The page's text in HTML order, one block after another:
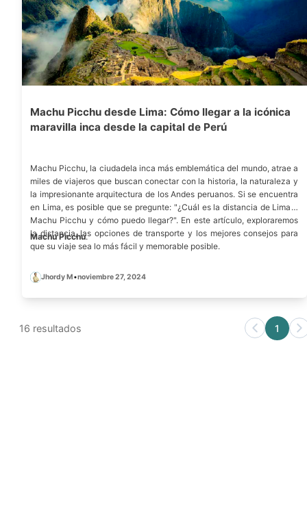
Machu Picchu desde Lima: Cómo llegar a la icónica
maravilla inca desde la capital de Perú
Machu Picchu, la ciudadela inca más emblemática del mundo, atrae a
miles de viajeros que buscan conectar con la historia, la naturaleza y
la impresionante arquitectura de los Andes peruanos. Si se encuentra
en Lima, es posible que se pregunte: "¿Cuál es la distancia de Lima a
Machu Picchu y cómo puedo llegar?". En este artículo, exploraremos
la distancia, las opciones de transporte y los mejores consejos para
que su viaje sea lo más fácil y memorable posible.
Machu Picchu.
Jhordy M•noviembre 27, 2024
16 resultados 1